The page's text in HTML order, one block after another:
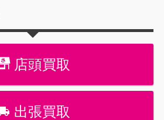
店頭買取
出張買取